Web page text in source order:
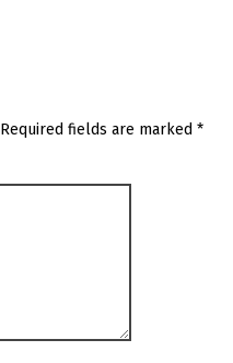
Required fields are marked *